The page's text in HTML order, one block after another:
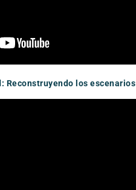
Reconstruyendo los